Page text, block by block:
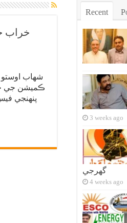
خراب
شهاب
ڪميشن جي
پنهنجي
Recent
3 weeks ago
گهرجي
4 weeks ago